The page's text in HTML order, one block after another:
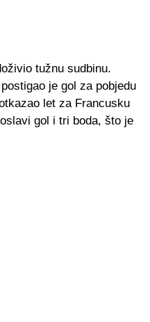
tužnu sudbinu.
je gol za pobjedu
let za Francusku
gol i tri boda, što je